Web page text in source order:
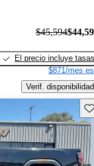
$45,594
El precio incluye tasas
$871/mes
Verif. disponibilidad